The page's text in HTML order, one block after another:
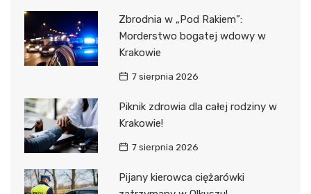
Zbrodnia w „Pod Rakiem”:
Morderstwo bogatej wdowy w
Krakowie
7 sierpnia 2026
Piknik zdrowia dla całej rodziny w
Krakowie!
7 sierpnia 2026
Pijany kierowca ciężarówki